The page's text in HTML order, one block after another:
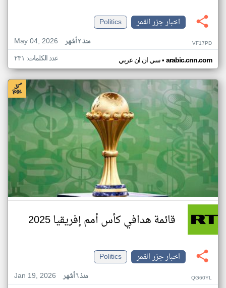
اخبار جزر القمر
Politics
May 04, 2026
منذ ٣ أشهر VF17PD
سي ان ان عربي• arabic.cnn.com عدد الكلمات: ٢٣١
قائمة هدافي كأس أمم إفريقيا 2025
اخبار جزر القمر
Politics
Jan 19, 2026
منذ ٦ أشهر QG60YL